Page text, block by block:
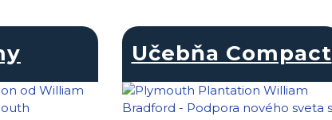
Učebňa Compact